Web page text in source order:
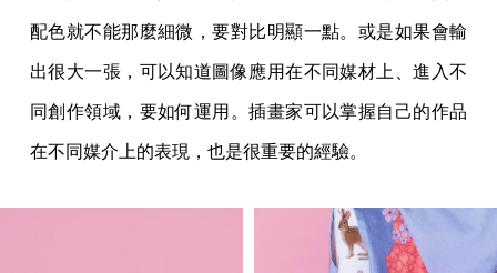
配色就不能那麼細微，要對比明顯一點。或是如果會輸
出很大一張，可以知道圖像應用在不同媒材上、進入不
同創作領域，要如何運用。插畫家可以掌握自己的作品
在不同媒介上的表現，也是很重要的經驗。